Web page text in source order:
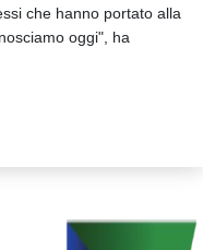
che hanno portato alla
oggi", ha